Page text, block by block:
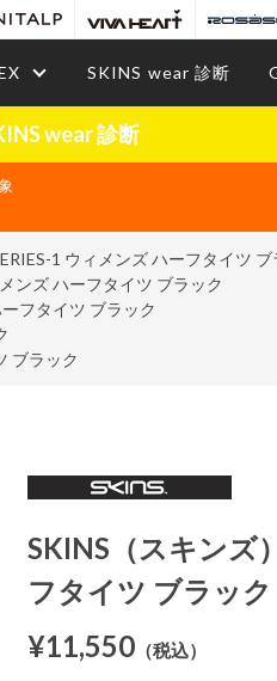
SKINS wear 診断
wear 診断
1 ウィメンズ ハーフタイツ ブ
ンズ ハーフタイツ ブラック
フタイツ ブラック
ブラック
SKINS（スキンズ
フタイツ ブラック
¥11,550 （税込）